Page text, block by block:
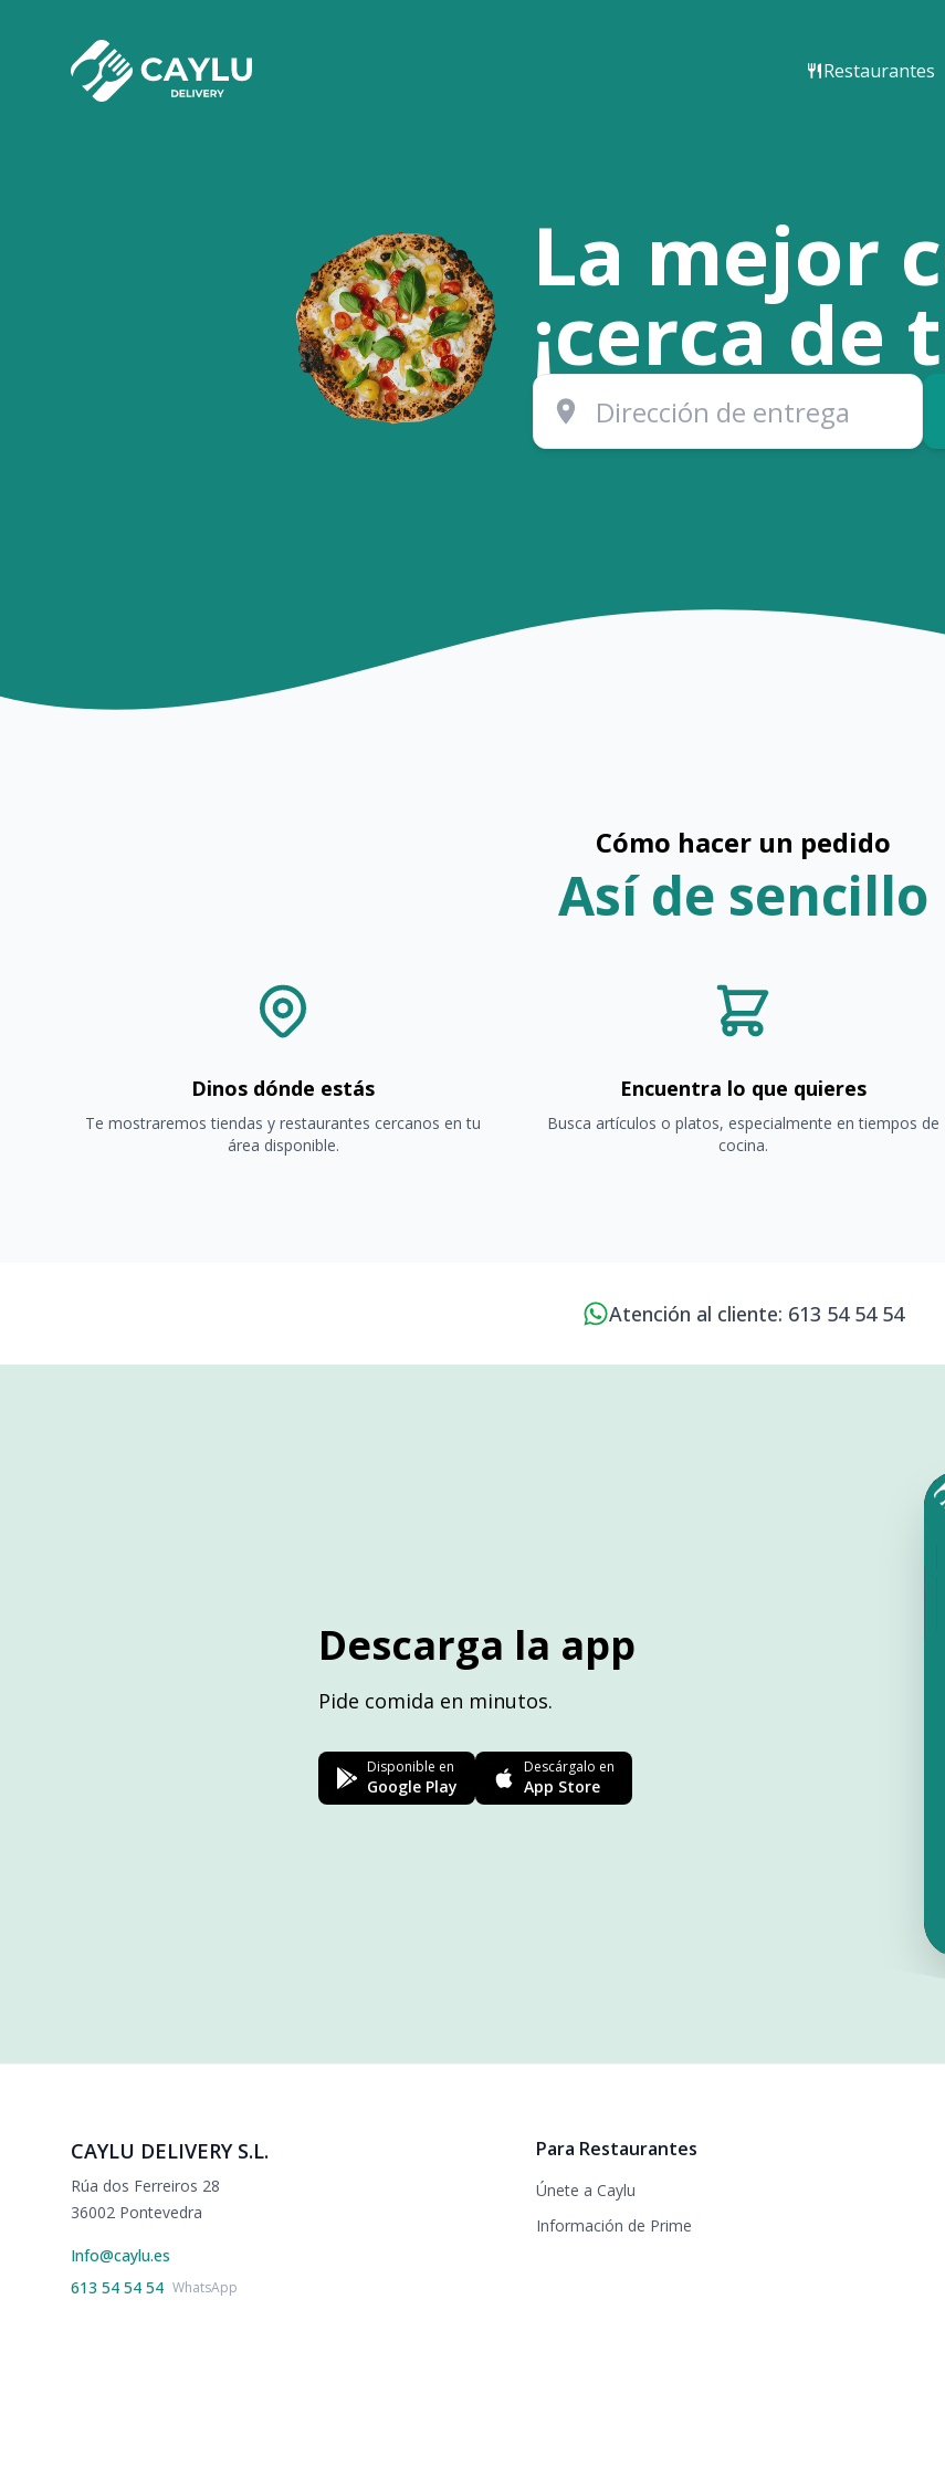
Restaurantes
La mejor
¡cerca de
Cómo hacer un pedido
Así de sencillo
Dinos dónde estás
Te mostraremos tiendas y restaurantes cercanos en tu
área disponible.
Encuentra lo que quieres
Busca artículos o platos, especialmente en tiempos de
cocina.
Atención al cliente: 613 54 54 54
Descarga la app
Pide comida en minutos.
Disponible en
Google Play
Descárgalo en
App Store
CAYLU DELIVERY S.L.
Rúa dos Ferreiros 28
36002 Pontevedra
Info@caylu.es
613 54 54 54 WhatsApp
Para Restaurantes
Únete a Caylu
Información de Prime